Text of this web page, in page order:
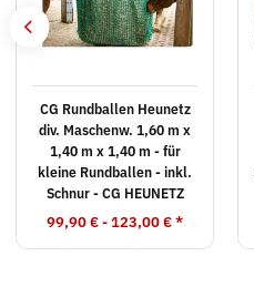
CG Rundballen Heunetz
div. Maschenw. 1,60 m x
1,40 m x 1,40 m - für
kleine Rundballen - inkl.
Schnur - CG HEUNETZ
99,90 € -123,00 €*